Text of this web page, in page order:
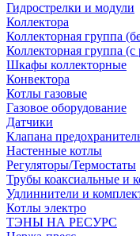
Гидрострелки и модули
Коллектора
Коллекторная группа
Коллекторная группа
Шкафы коллекторные
Конвектора
Котлы газовые
Газовое оборудование
Датчики
Клапана
Настенные котлы
Регуляторы/Термостаты
Трубы коаксиальные и
Удлиннители и
Котлы электро
ТЭНЫ НА РЕСУРС